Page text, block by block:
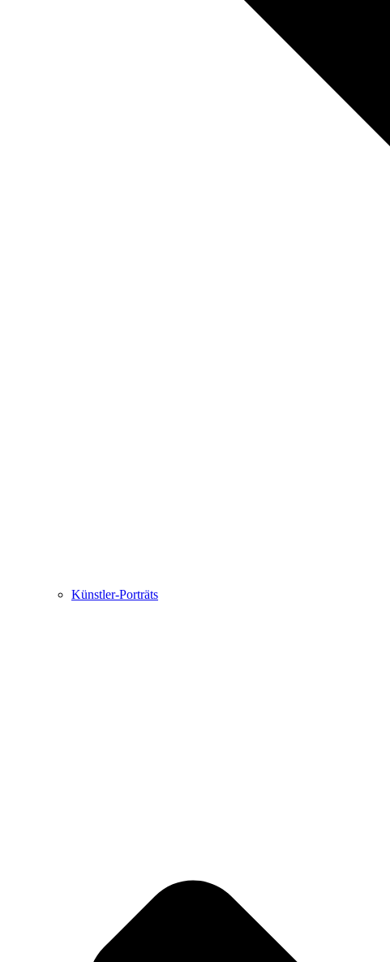
Künstler-Porträts